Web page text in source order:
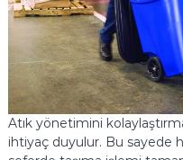
Atık yönetimini
ihtiyaç duyulur. Bu sayede